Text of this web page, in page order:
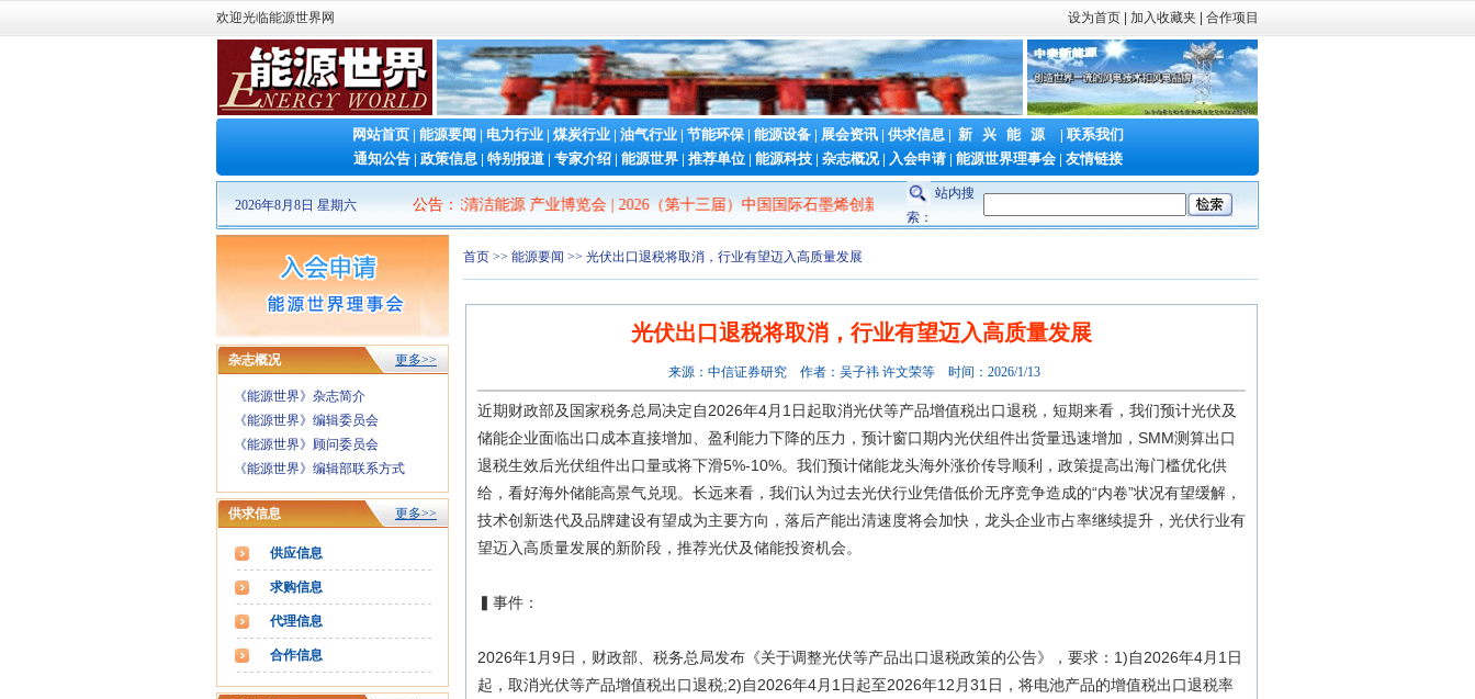
欢迎光临能源世界网 设为首页 加入收藏夹 | 合作项目
网站首页 | 能源要闻 | 电力行业 | 煤炭行业 | 油气行业 | 节能环保 | 能源设备 | 展会资讯 | 供求信息 | 新兴能源 | 联系我们
通知公告 | 政策信息 | 特别报道 | 专家介绍 | 能源世界 | 推荐单位 | 能源科技 | 杂志概况| 入会申请 | 能源世界理事会 | 友情链接
2026年8月8日 星期六 公告 ：
2026山东清洁能源 产业博览会|2026（第十三届）中国国际石墨烯创新大会| 2026第二届新型储能泰山发展大会暨储能产业与技术展
站内搜
索：
杂志概况 更多>>
《能源世界》杂志简介
《能源世界》编辑委员会
《能源世界》顾问委员会
《能源世界》编辑部联系方式
供求信息 更多>>
供应信息
求购信息
代理信息
合作信息
首页 >> 能源要闻 >> 光伏出口退税将取消，行业有望迈入高质量发展
光伏出口退税将取消，行业有望迈入高质量发展
来源：中信证券研究 作者：吴子祎 许文荣等 时间：2026/1/13
近期财政部及国家税务总局决定自2026年4月1日起取消光伏等产品增值税出口退税，短期来看，我们预计光伏及
储能企业面临出口成本直接增加、盈利能力下降的压力，预计窗口期内光伏组件出货量迅速增加，SMM测算出口
退税生效后光伏组件出口量或将下滑5%-10%。我们预计储能龙头海外涨价传导顺利，政策提高出海门槛优化供
给，看好海外储能高景气兑现。长远来看，我们认为过去光伏行业凭借低价无序竞争造成的“内卷”状况有望缓解，
技术创新迭代及品牌建设有望成为主要方向，落后产能出清速度将会加快，龙头企业市占率继续提升，光伏行业有
望迈入高质量发展的新阶段，推荐光伏及储能投资机会。
▍事件：
2026年1月9日，财政部、税务总局发布《关于调整光伏等产品出口退税政策的公告》，要求：1)自2026年4月1日
起，取消光伏等产品增值税出口退税;2)自2026年4月1日起至2026年12月31日，将电池产品的增值税出口退税率